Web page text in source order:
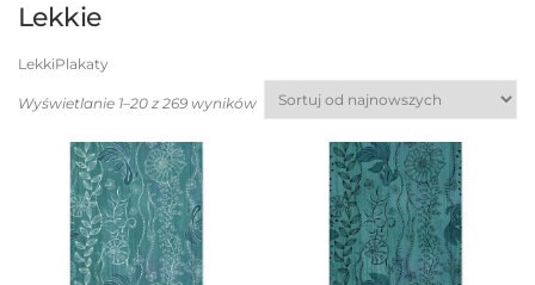
Lekkie
LekkiPlakaty
Wyświetlanie 1–20 z 269 wyników